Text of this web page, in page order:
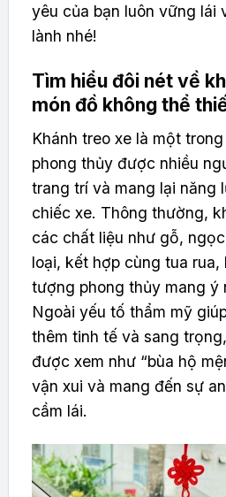
yêu của bạn luôn vững lái
lành nhé!
Tìm hiểu đôi nét về
món đồ không thể
Khánh treo xe là một
phong thủy được nhiều
trang trí và mang lại năng
chiếc xe. Thông thường,
các chất liệu như gỗ,
loại, kết hợp cùng tua rua,
tượng phong thủy mang ý
Ngoài yếu tố thẩm mỹ
thêm tinh tế và sang
được xem như “bùa hộ
vận xui và mang đến sự
cầm lái.